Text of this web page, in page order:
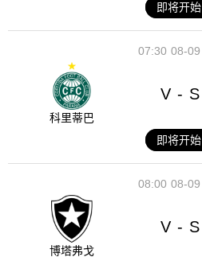
即将开始
08-09
07:30
科里蒂巴
V - S
即将开始
08-09
08:00
博塔弗戈
V - S